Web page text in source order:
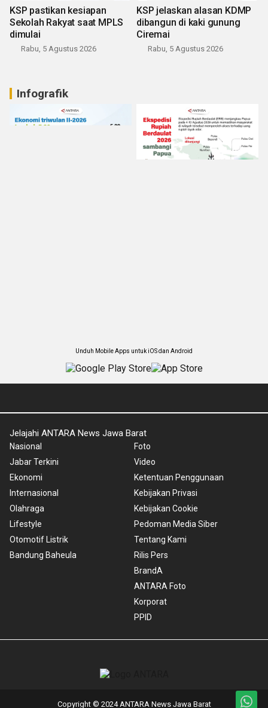
KSP pastikan kesiapan
Sekolah Rakyat saat MPLS
dimulai
Rabu, 5 Agustus 2026
KSP jelaskan alasan KDMP
dibangun di kaki gunung
Ciremai
Rabu, 5 Agustus 2026
Infografik
Unduh Mobile Apps untuk iOS dan Android
Jelajahi ANTARA News Jawa Barat
Nasional
Jabar Terkini
Ekonomi
Internasional
Olahraga
Lifestyle
Otomotif Listrik
Bandung Baheula
Foto
Video
Ketentuan Penggunaan
Kebijakan Privasi
Kebijakan Cookie
Pedoman Media Siber
Tentang Kami
Rilis Pers
BrandA
ANTARA Foto
Korporat
PPID
Copyright © 2024 ANTARA News Jawa Barat